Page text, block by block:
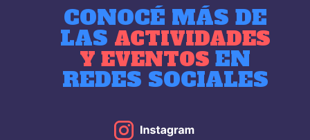
CONOCÉ MÁS DE
LAS ACTIVIDADES
Y EVENTOSEN
REDES SOCIALES